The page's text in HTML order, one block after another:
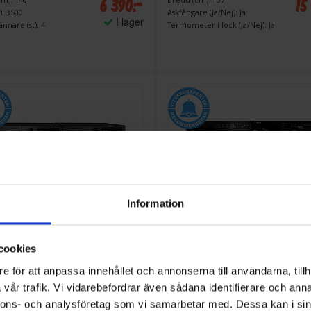
Information
för att anpassa innehållet och annonserna till användarna,
trafik. Vi vidarebefordrar även sådana identifierare och
och analysföretag som vi samarbetar med. Dessa kan i
3500
(st): 4
6 390:-
I lager
Askfångare (Ja/Nej): Ja
Termometer i lock (Ja/Nej): Ja
och torktumlare
WDE 7181492BI - TLS
Svart, 8 kg
10 790:-
CylindaFT911G394BiA-
TVP911G29BID -
tork, Antracit
↑
G
A